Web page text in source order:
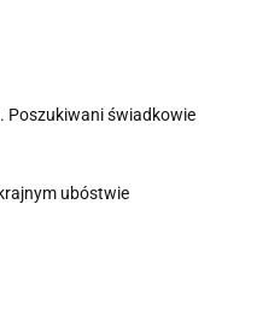
Poszukiwani świadkowie
ubóstwie